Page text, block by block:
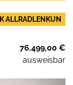
ALLRADLENKUN
76.499,00 €
ausweisbar